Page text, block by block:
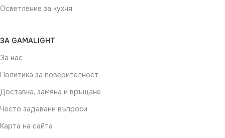
Осветление за кухня
ЗА GAMALIGHT
За нас
Политика за поверителност
Доставка, замяна и връщане
Често задавани въпроси
Карта на сайта